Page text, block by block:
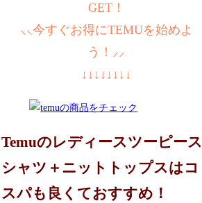
GET！
⸜⸜今すぐお得にTEMUを始めよ
う！⸝⸝
↓↓↓↓↓↓↓↓
Temuのレディースツーピース
シャツ＋ニットトップスはコ
スパも良くておすすめ！